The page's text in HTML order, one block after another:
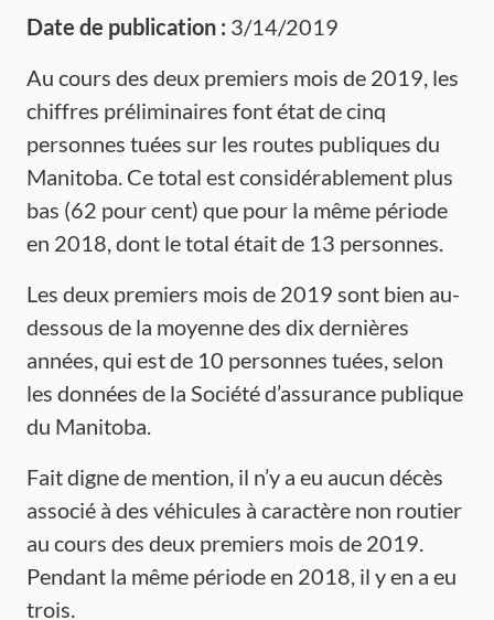
Date de publication : 3/14/2019
Au cours des deux premiers mois de 2019, les
chiffres préliminaires font état de cinq
personnes tuées sur les routes publiques du
Manitoba. Ce total est considérablement plus
bas (62 pour cent) que pour la même période
en 2018, dont le total était de 13 personnes.
Les deux premiers mois de 2019 sont bien au-
dessous de la moyenne des dix dernières
années, qui est de 10 personnes tuées, selon
les données de la Société d’assurance publique
du Manitoba.
Fait digne de mention, il n’y a eu aucun décès
associé à des véhicules à caractère non routier
au cours des deux premiers mois de 2019.
Pendant la même période en 2018, il y en a eu
trois.